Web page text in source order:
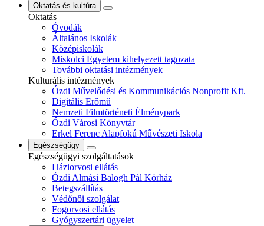
Oktatás és kultúra
Oktatás
Óvodák
Általános Iskolák
Középiskolák
Miskolci Egyetem kihelyezett tagozata
További oktatási intézmények
Kulturális intézmények
Ózdi Művelődési és Kommunikációs Nonprofit Kft.
Digitális Erőmű
Nemzeti Filmtörténeti Élménypark
Ózdi Városi Könyvtár
Erkel Ferenc Alapfokú Művészeti Iskola
Egészségügy
Egészségügyi szolgáltatások
Háziorvosi ellátás
Ózdi Almási Balogh Pál Kórház
Betegszállítás
Védőnői szolgálat
Fogorvosi ellátás
Gyógyszertári ügyelet